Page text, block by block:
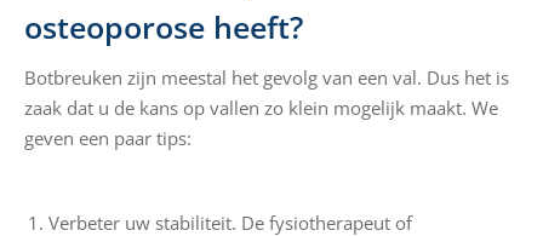
osteoporose heeft?
Botbreuken zijn meestal het gevolg van een val. Dus het is
zaak dat u de kans op vallen zo klein mogelijk maakt. We
geven een paar tips:
Verbeter uw stabiliteit. De fysiotherapeut of